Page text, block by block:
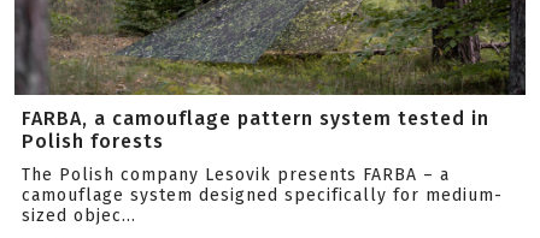
FARBA, a camouflage pattern system tested in
Polish forests
The Polish company Lesovik presents FARBA – a
camouflage system designed specifically for medium-
sized objec...